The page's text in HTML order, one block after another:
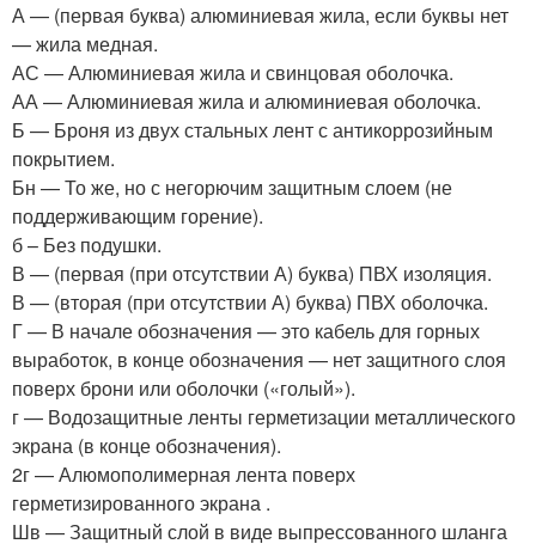
А — (первая буква) алюминиевая жила, если буквы нет
— жила медная.
АС — Алюминиевая жила и свинцовая оболочка.
АА — Алюминиевая жила и алюминиевая оболочка.
Б — Броня из двух стальных лент с антикоррозийным
покрытием.
Бн — То же, но с негорючим защитным слоем (не
поддерживающим горение).
б – Без подушки.
В — (первая (при отсутствии А) буква) ПВХ изоляция.
В — (вторая (при отсутствии А) буква) ПВХ оболочка.
Г — В начале обозначения — это кабель для горных
выработок, в конце обозначения — нет защитного слоя
поверх брони или оболочки («голый»).
г — Водозащитные ленты герметизации металлического
экрана (в конце обозначения).
2г — Алюмополимерная лента поверх
герметизированного экрана .
Шв — Защитный слой в виде выпрессованного шланга